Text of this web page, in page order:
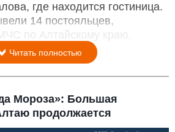
где находится гостиница.
14 постояльцев,
по Алтайскому краю.
Читать полностью
Мороза»: Большая
продолжается